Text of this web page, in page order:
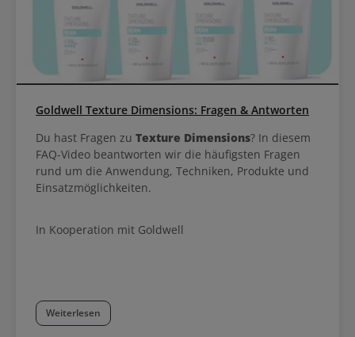
Goldwell Texture Dimensions: Fragen & Antworten
Du hast Fragen zu Texture Dimensions? In diesem
FAQ-Video beantworten wir die häufigsten Fragen
rund um die Anwendung, Techniken, Produkte und
Einsatzmöglichkeiten.
In Kooperation mit Goldwell
Weiterlesen